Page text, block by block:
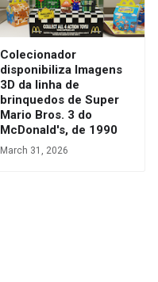
Colecionador
disponibiliza Imagens
3D da linha de
brinquedos de Super
Mario Bros. 3 do
McDonald's, de 1990
March 31, 2026